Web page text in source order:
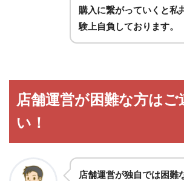
購入に繋がっていくと私
験上自負しております。
店舗運営が困難な方はご
い！
店舗運営が独自では困難